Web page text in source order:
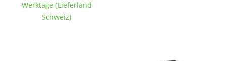
TV Möbel
Werktage (Lieferland
Schweiz)